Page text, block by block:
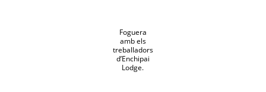
Foguera
amb els
treballadors
d’Enchipai
Lodge.